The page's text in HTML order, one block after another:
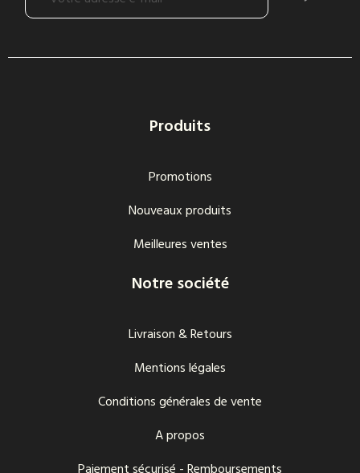
Produits
Promotions
Nouveaux produits
Meilleures ventes
Notre société
Livraison & Retours
Mentions légales
Conditions générales de vente
A propos